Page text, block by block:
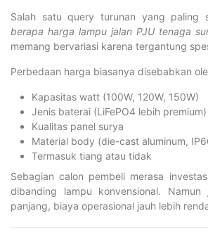
Salah satu query turunan yang paling
berapa harga lampu jalan PJU tenaga
memang bervariasi karena tergantung
Perbedaan harga biasanya disebabkan
Kapasitas watt (100W, 120W, 150W)
Jenis baterai (LiFePO4 lebih premium)
Kualitas panel surya
Material body (die-cast aluminum,
Termasuk tiang atau tidak
Sebagian calon pembeli merasa
dibanding lampu konvensional.
panjang, biaya operasional jauh lebih